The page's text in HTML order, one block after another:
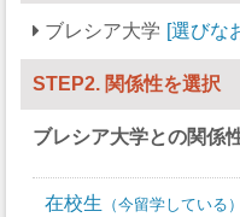
スカッシュ
競泳/飛び込み
バレーボール
ブレシア大学 選びな
STEP2. 関係性を選択
ブレシア大学との関係
在校生 今留学している